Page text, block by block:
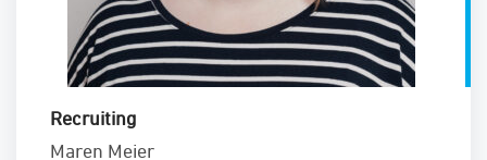
Recruiting
Maren Meier